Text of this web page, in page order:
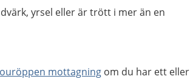
yrsel eller är trött i mer än en
mottagning om du har ett eller